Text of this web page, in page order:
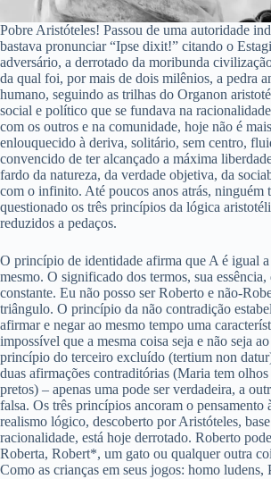
Pobre Aristóteles! Passou de uma autoridade
bastava pronunciar “Ipse dixit!” citando o
adversário, a derrotado da moribunda
da qual foi, por mais de dois milênios, a pedra
humano, seguindo as trilhas do Organon
social e político que se fundava na
com os outros e na comunidade, hoje não é
enlouquecido à deriva, solitário, sem centro,
convencido de ter alcançado a máxima
fardo da natureza, da verdade objetiva, da
com o infinito. Até poucos anos atrás, ninguém
questionado os três princípios da lógica
reduzidos a pedaços.
O princípio de identidade afirma que A é igual
mesmo. O significado dos termos, sua essência,
constante. Eu não posso ser Roberto e não-
triângulo. O princípio da não contradição
afirmar e negar ao mesmo tempo uma
impossível que a mesma coisa seja e não seja
princípio do terceiro excluído (tertium non
duas afirmações contraditórias (Maria tem
pretos) – apenas uma pode ser verdadeira, a
falsa. Os três princípios ancoram o pensamento
realismo lógico, descoberto por Aristóteles,
racionalidade, está hoje derrotado. Roberto
Roberta, Robert*, um gato ou qualquer outra
Como as crianças em seus jogos: homo ludens,